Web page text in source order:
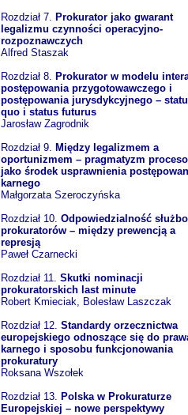
Rozdział 7.
Prokurator jako gwarant
legalizmu czynności operacyjno-
rozpoznawczych
Alfred Staszak
Rozdział 8.
Prokurator w modelu
postępowania przygotowawczego i
postępowania jurysdykcyjnego –
quo i status futurus
Jarosław Zagrodnik
Rozdział 9.
Między legalizmem a
oportunizmem – pragmatyzm
jako środek usprawnienia
karnego
Małgorzata Szeroczyńska
Rozdział 10. Odpowiedzialność
prokuratorów – między prewencją a
represją
Paweł Czarnecki
Rozdział 11.
Skutki nominacji
prokuratorskich last minute
Robert Kmieciak, Bolesław Laszczak
Rozdział 12. Standardy orzecznictwa
europejskiego odnoszące się do
karnego i sposobu funkcjonowania
prokuratury
Roksana Wszołek
Rozdział 13.
Polska w Prokuraturze
Europejskiej – nowe perspektywy